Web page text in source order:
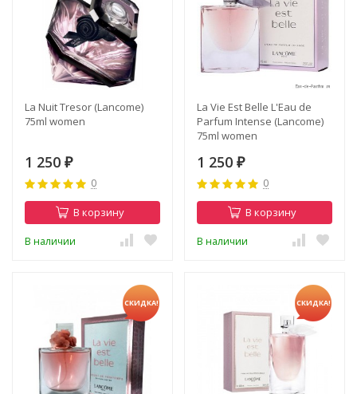
La Nuit Tresor (Lancome)
75ml women
1 250 ₽
0
В корзину
В наличии
La Vie Est Belle L'Eau de
Parfum Intense (Lancome)
75ml women
1 250 ₽
0
В корзину
В наличии
СКИДКА! СКИДКА!